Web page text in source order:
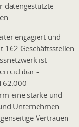
datengestützte
engagiert und
162 Geschäftsstellen
ist
–
eine starke und
Unternehmen
Vertrauen